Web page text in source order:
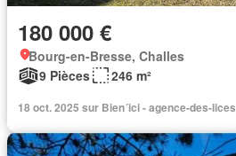
180 000 €
Bourg-en-Bresse, Challes
9 Pièces
246 m²
18 oct. 2025 sur Bien´ici - agence-des-lices